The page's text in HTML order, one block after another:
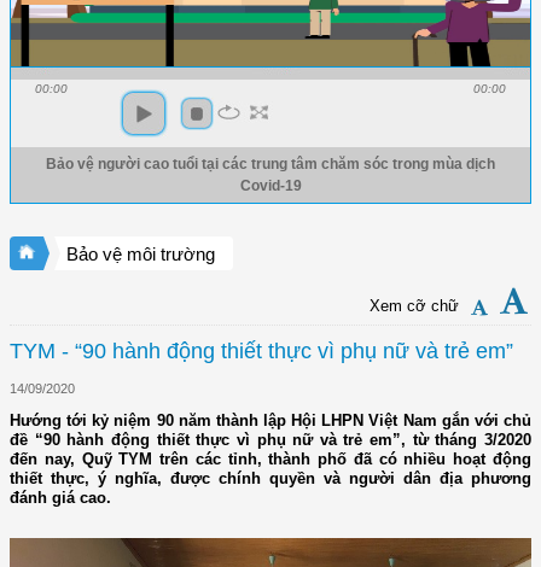
00:00 00:00
Bảo vệ người cao tuổi tại các trung tâm chăm sóc trong mùa dịch
Covid-19
Bảo vệ môi trường
Xem cỡ chữ
TYM - “90 hành động thiết thực vì phụ nữ và trẻ em”
14/09/2020
Hướng tới kỷ niệm 90 năm thành lập Hội LHPN Việt Nam gắn với chủ
đề “90 hành động thiết thực vì phụ nữ và trẻ em”, từ tháng 3/2020
đến nay, Quỹ TYM trên các tỉnh, thành phố đã có nhiều hoạt động
thiết thực, ý nghĩa, được chính quyền và người dân địa phương
đánh giá cao.